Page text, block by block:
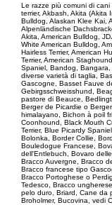
Le razze più comuni di cani
terrier, Akbash, Akita (Akita
Bulldog, Alaskan Klee Kai,
Alpenländische
Akita, American Bulldog,
White American Bulldog,
Hairless Terrier, American
Terrier, American
Spaniel, Bandog,
diverse varietà di taglia,
Gascogne, Basset Fauve
Gebirgsschweisshund,
pastore di Beauce,
Berger de Picardie o
himalayano, Bichon à poil
Coonhound, Black Mouth
Terrier, Blue Picardy
Bolonka, Border Collie,
Bouledogue Francese,
dell'Entlebuch, Bovaro
Bracco Auvergne, Bracco
Bracco francese tipo
Bracco Portoghese o
Tedesco, Bracco
pelo duro, Briard, Cane da
Broholmer, Bucovina, vedi